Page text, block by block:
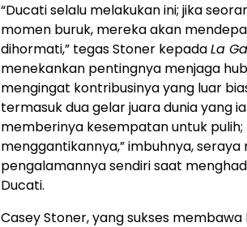
“Ducati selalu melakukan ini; jika
momen buruk, mereka akan
dihormati,” tegas Stoner kepadaLa
menekankan pentingnya menjaga
mengingat kontribusinya yang luar
termasuk dua gelar juara dunia yang
memberinya kesempatan untuk
menggantikannya,” imbuhnya,
pengalamannya sendiri saat
Ducati.
Casey Stoner, yang sukses